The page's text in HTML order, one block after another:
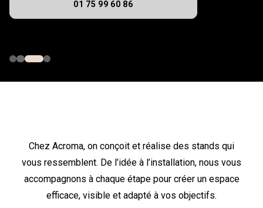
01 75 99 60 86
Chez Acroma, on conçoit et réalise des stands qui
vous ressemblent. De l’idée à l’installation, nous vous
accompagnons à chaque étape pour créer un espace
efficace, visible et adapté à vos objectifs.